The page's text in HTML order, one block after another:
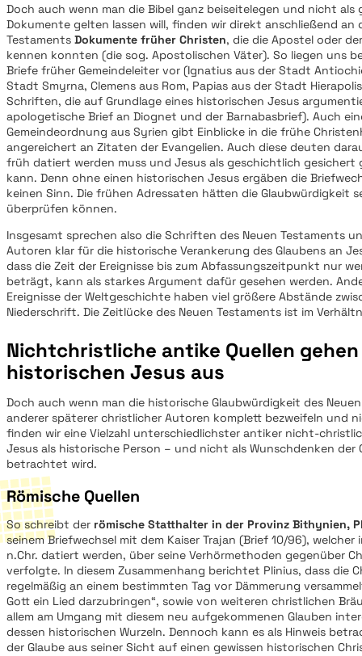
Doch auch wenn man die Bibel ganz beiseitelegen und nicht als
Dokumente gelten lassen will, finden wir direkt anschließend an
Testaments Dokumente früher Christen, die die Apostel oder
kennen konnten (die sog. Apostolischen Väter). So liegen uns
Briefe früher Gemeindeleiter vor (Ignatius aus der Stadt
Stadt Smyrna, Clemens aus Rom, Papias aus der Stadt
Schriften, die auf Grundlage eines historischen Jesus
apologetische Brief an Diognet und der Barnabasbrief). Auch
Gemeindeordnung aus Syrien gibt Einblicke in die frühe
angereichert an Zitaten der Evangelien. Auch diese deuten
früh datiert werden muss und Jesus als geschichtlich gesichert
kann. Denn ohne einen historischen Jesus ergäben die
keinen Sinn. Die frühen Adressaten hätten die Glaubwürdigkeit
überprüfen können.
Insgesamt sprechen also die Schriften des Neuen Testaments
Autoren klar für die historische Verankerung des Glaubens an
dass die Zeit der Ereignisse bis zum Abfassungszeitpunkt nur
beträgt, kann als starkes Argument dafür gesehen werden.
Ereignisse der Weltgeschichte haben viel größere Abstände
Niederschrift. Die Zeitlücke des Neuen Testaments ist im
Nichtchristliche antike Quellen
historischen Jesus aus
Doch auch wenn man die historische Glaubwürdigkeit des
anderer späterer christlicher Autoren komplett bezweifeln und
finden wir eine Vielzahl unterschiedlichster antiker nicht-
Jesus als historische Person – und nicht als Wunschdenken der
betrachtet wird.
Römische Quellen
So schreibt der römische Statthalter in der Provinz Bithynien,
seinem Briefwechsel mit dem Kaiser Trajan (Brief 10/96), welcher
n.Chr. datiert werden, über seine Verhörmethoden gegenüber
verfolgte. In diesem Zusammenhang berichtet Plinius, dass die
regelmäßig an einem bestimmten Tag vor Dämmerung
Gott ein Lied darzubringen“, sowie von weiteren christlichen
allem am Umgang mit diesem neu aufgekommenen Glauben
dessen historischen Wurzeln. Dennoch kann es als Hinweis
der Glaube aus seiner Sicht auf einen gewissen historischen